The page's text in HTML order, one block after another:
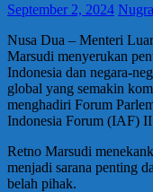
September 2, 2024
Nusa Dua – Menteri
Marsudi menyerukan
Indonesia dan negara-
global yang semakin
menghadiri Forum
Indonesia Forum (IAF)
Retno Marsudi
menjadi sarana penting
belah pihak.